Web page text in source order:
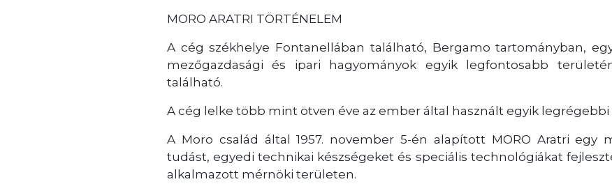
MORO ARATRI TÖRTÉNELEM
A cég székhelye Fontanellában található, Bergamo tartományban,
mezőgazdasági és ipari hagyományok egyik legfontosabb
található.
A cég lelke több mint ötven éve az ember által használt egyik legrégebbi
A Moro család által 1957. november 5-én alapított MORO Aratri egy
tudást, egyedi technikai készségeket és speciális technológiákat
alkalmazott mérnöki területen.